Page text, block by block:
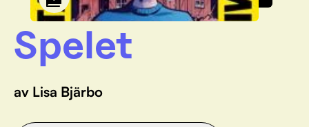
Spelet
av Lisa Bjärbo